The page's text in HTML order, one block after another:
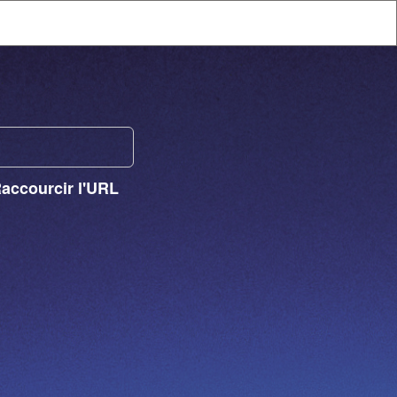
Raccourcir l'URL